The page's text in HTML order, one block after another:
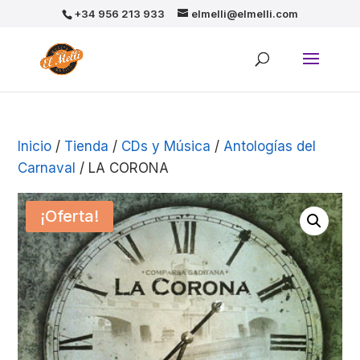
+34 956 213 933 elmelli@elmelli.com
Inicio / Tienda / CDs y Música / Antologías del
Carnaval / LA CORONA
¡Oferta!